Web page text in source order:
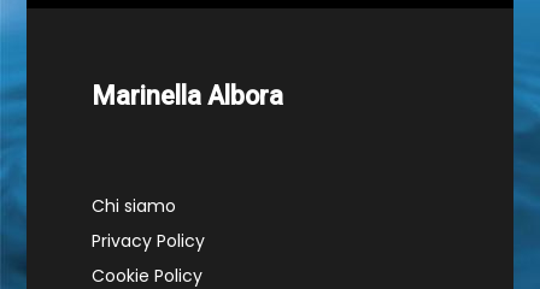
Marinella Albora
Chi siamo
Privacy Policy
Cookie Policy